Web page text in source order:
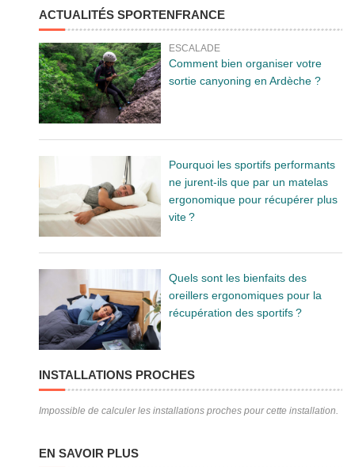
ACTUALITÉS SPORTENFRANCE
ESCALADE
Comment bien organiser votre
sortie canyoning en Ardèche ?
Pourquoi les sportifs performants
ne jurent-ils que par un matelas
ergonomique pour récupérer plus
vite ?
Quels sont les bienfaits des
oreillers ergonomiques pour la
récupération des sportifs ?
INSTALLATIONS PROCHES
Impossible de calculer les installations proches pour cette installation.
EN SAVOIR PLUS